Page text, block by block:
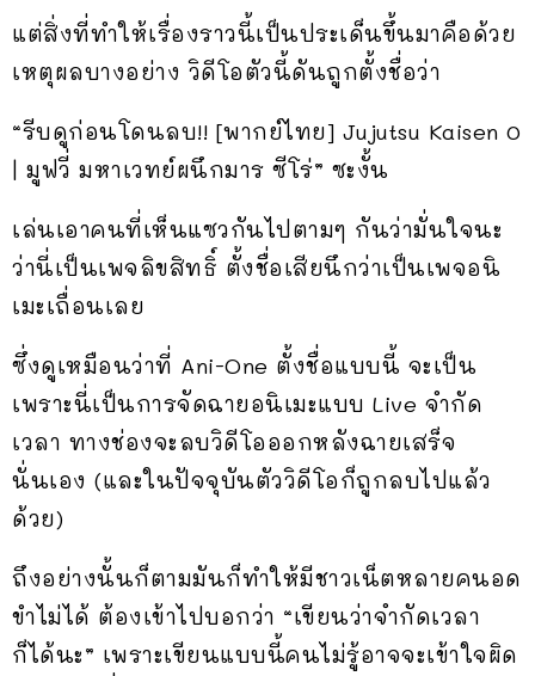
แต่สิ่งที่ทำให้เรื่องราวนี้เป็นประเด็นขึ้นมาคือด้วย
เหตุผลบางอย่าง วิดีโอตัวนี้ดันถูกตั้งชื่อว่า
“รีบดูก่อนโดนลบ!! [พากย์ไทย] Jujutsu Kaisen 0
| มูฟวี่ มหาเวทย์ผนึกมาร ซีโร่” ซะงั้น
เล่นเอาคนที่เห็นแซวกันไปตามๆ กันว่ามั่นใจนะ
ว่านี่เป็นเพจลิขสิทธิ์ ตั้งชื่อเสียนึกว่าเป็นเพจอนิ
เมะเถื่อนเลย
ซึ่งดูเหมือนว่าที่ Ani-One ตั้งชื่อแบบนี้ จะเป็น
เพราะนี่เป็นการจัดฉายอนิเมะแบบ Live จำกัด
เวลา ทางช่องจะลบวิดีโอออกหลังฉายเสร็จ
นั่นเอง (และในปัจจุบันตัววิดีโอก็ถูกลบไปแล้ว
ด้วย)
ถึงอย่างนั้นก็ตามมันก็ทำให้มีชาวเน็ตหลายคนอด
ขำไม่ได้ ต้องเข้าไปบอกว่า “เขียนว่าจำกัดเวลา
ก็ได้นะ” เพราะเขียนแบบนี้คนไม่รู้อาจจะเข้าใจผิด